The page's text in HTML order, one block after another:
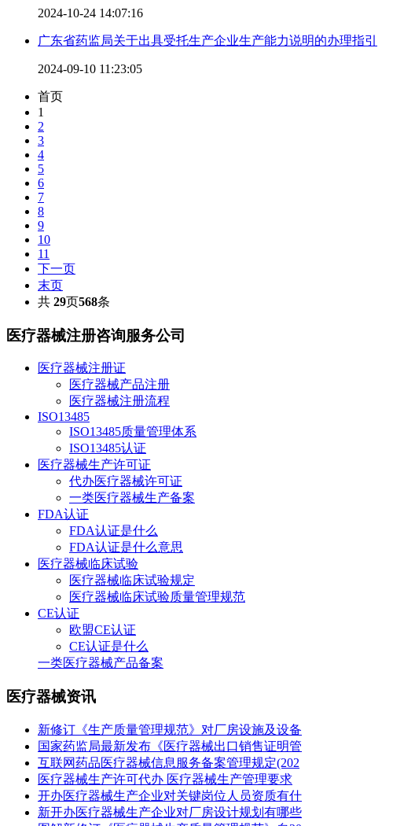
2024-10-24 14:07:16
广东省药监局关于出具受托生产企业生产能力说明的办理指引
2024-09-10 11:23:05
首页
1
2
3
4
5
6
7
8
9
10
11
下一页
末页
共 29页568条
医疗器械注册咨询服务公司
医疗器械注册证
医疗器械产品注册
医疗器械注册流程
ISO13485
ISO13485质量管理体系
ISO13485认证
医疗器械生产许可证
代办医疗器械许可证
一类医疗器械生产备案
FDA认证
FDA认证是什么
FDA认证是什么意思
医疗器械临床试验
医疗器械临床试验规定
医疗器械临床试验质量管理规范
CE认证
欧盟CE认证
CE认证是什么
一类医疗器械产品备案
医疗器械资讯
新修订《生产质量管理规范》对厂房设施及设备
国家药监局最新发布《医疗器械出口销售证明管
互联网药品医疗器械信息服务备案管理规定(202
医疗器械生产许可代办 医疗器械生产管理要求
开办医疗器械生产企业对关键岗位人员资质有什
新开办医疗器械生产企业对厂房设计规划有哪些